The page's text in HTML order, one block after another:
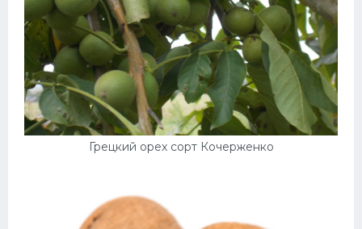
Грецкий орех сорт Кочерженко